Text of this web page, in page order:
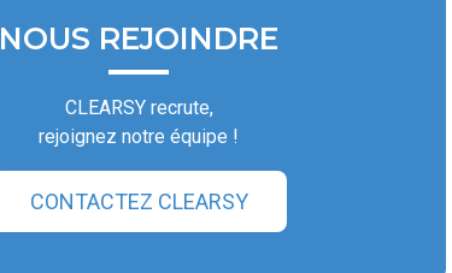
NOUS REJOINDRE
CLEARSY recrute,
rejoignez notre équipe !
CONTACTEZ CLEARSY